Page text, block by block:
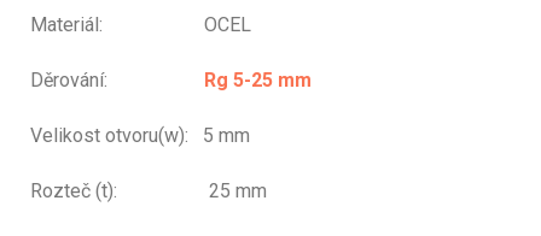
Materiál: OCEL
Děrování: Rg 5-25 mm
Velikost otvoru(w): 5 mm
Rozteč (t): 25 mm